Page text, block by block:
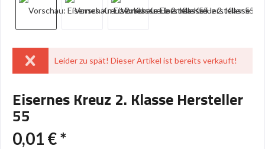
Leider zu spät! Dieser Artikel ist bereits verkauft!
Eisernes Kreuz 2. Klasse Hersteller
55
0,01 € *